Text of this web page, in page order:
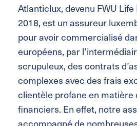
Atlanticlux, devenu FWU
2018, est un assureur
pour avoir commercialisé
européens, par
scrupuleux, des contrats
complexes avec des frais
clientèle profane en matière
financiers. En effet, notre
accompagné de